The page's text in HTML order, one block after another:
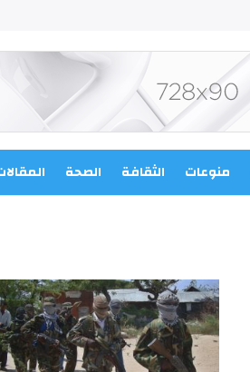
منوعات الثقافة الصحة